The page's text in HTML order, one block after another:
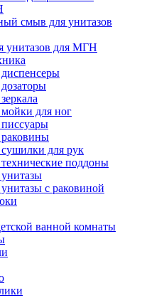
смыв для унитазов
унитазов для МГН
для ног
для рук
поддоны
с раковиной
ванной комнаты